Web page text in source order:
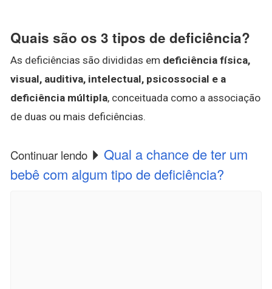
Quais são os 3 tipos de deficiência?
As deficiências são divididas em deficiência física,
visual, auditiva, intelectual, psicossocial e a
deficiência múltipla, conceituada como a associação
de duas ou mais deficiências.
Continuar lendo
Qual a chance de ter um
bebê com algum tipo de deficiência?